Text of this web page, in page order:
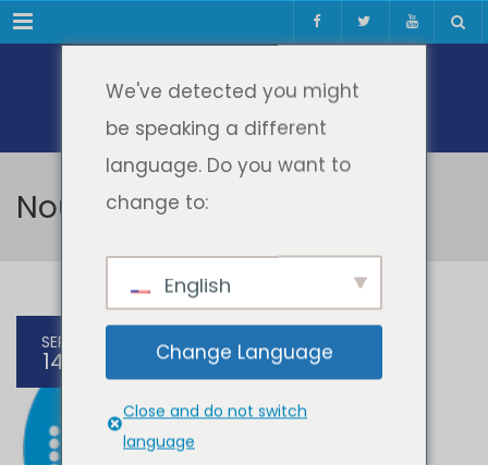
Meniul
Noutati
SEP
14
We've detected you might
be speaking a different
language. Do you want to
change to:
English
Change Language
Close and do not switch
language